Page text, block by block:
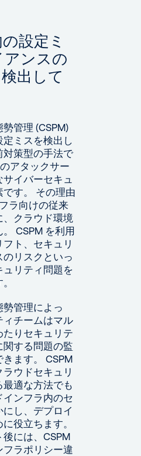
設定ミ
アンスの
出して
管理 (CSPM)
ミスを検出し
対策型の手法で
アタックサー
イバーセキュ
です。 その理由
ラ向けの従来
、クラウド環境
CSPM を利用
ト、セキュリ
リスクといっ
ュリティ問題を
勢管理によっ
ィチームはマル
たりセキュリテ
関する問題の監
ます。 CSPM
ウドセキュリ
適な方法でも
ンフラ内のセ
し、デプロイ
役立ちます。
には、CSPM
フラポリシー違